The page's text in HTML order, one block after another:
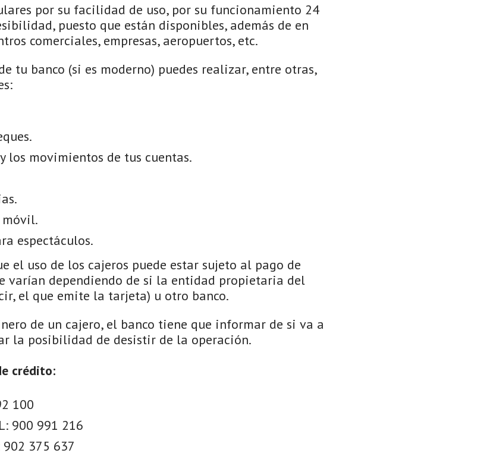
por su facilidad de uso, por su funcionamiento 24
puesto que están disponibles, además de en
comerciales, empresas, aeropuertos, etc.
tu banco (si es moderno) puedes realizar, entre otras,
los movimientos de tus cuentas.
móvil.
espectáculos.
el uso de los cajeros puede estar sujeto al pago de
varían dependiendo de si la entidad propietaria del
el que emite la tarjeta) u otro banco.
de un cajero, el banco tiene que informar de si va a
la posibilidad de desistir de la operación.
crédito:
100
900 991 216
902 375 637